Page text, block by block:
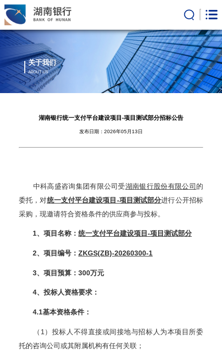
关于我们
ABOUT US
湖南银行统一支付平台建设项目-项目测试部分招标公告
发布日期：2026年05月13日
中科高盛咨询集团有限公司受湖南银行股份有限公司 的
委托，对统一支付平台建设项目-项目测试部分进行公开招标
采购，现邀请符合资格条件的供应商参与投标。
1、项目名称：统一支付平台建设项目-项目测试部分
2、项目编号：ZKGS(ZB)-20260300-1
3、项目预算：300万元
4、投标人资格要求：
4.1基本资格条件：
（1）投标人不得直接或间接地与招标人为本项目所委
托的咨询公司或其附属机构有任何关联；